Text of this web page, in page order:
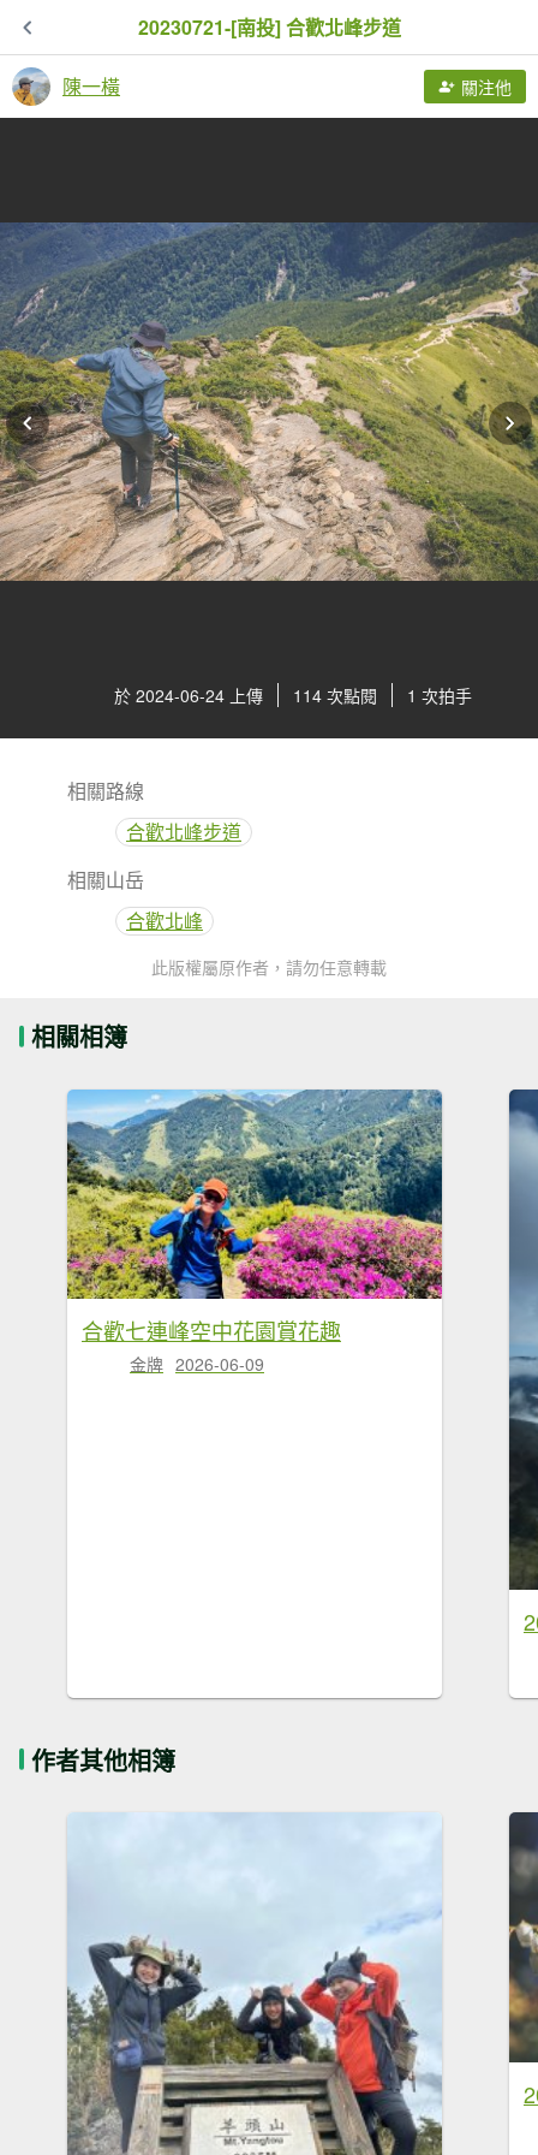
20230721-[南投] 合歡北峰步道
陳一橫 關注他
於 2024-06-24 上傳 114 次點閱 1 次拍手
相關路線
合歡北峰步道
相關山岳
合歡北峰
此版權屬原作者，請勿任意轉載
相關相簿
合歡七連峰空中花園賞花趣
金牌 2026-06-09
作者其他相簿